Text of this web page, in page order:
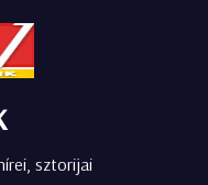
sztorijai